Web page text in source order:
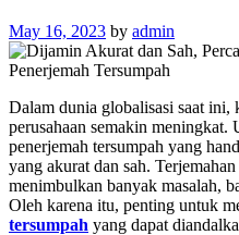
May 16, 2023 by admin
Dalam dunia globalisasi saat ini,
perusahaan semakin meningkat.
penerjemah tersumpah yang
yang akurat dan sah.
menimbulkan banyak masalah,
Oleh karena itu, penting untuk
tersumpah yang dapat